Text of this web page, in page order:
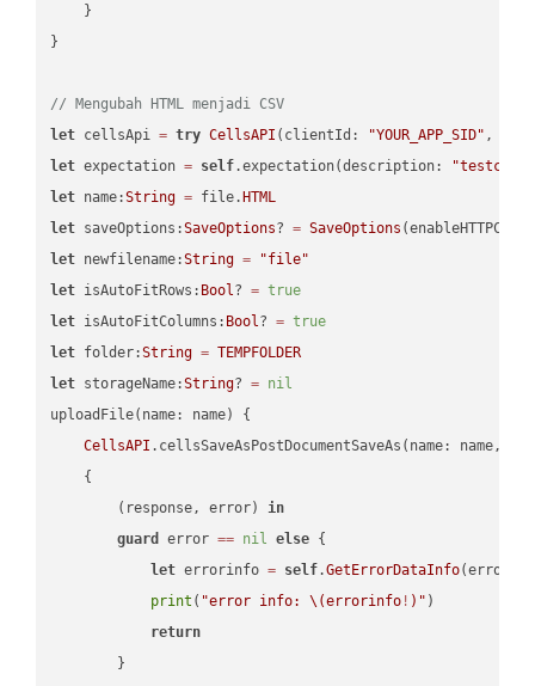
    }
}
// Mengubah HTML menjadi CSV
let cellsApi = try CellsAPI (clientId: "YOUR_APP_SID" ,
let expectation = self.expectation(description:
let name:String = file. HTML
let saveOptions:SaveOptions? = SaveOptions
let newfilename:String =
"file"
let isAutoFitRows: Bool? = true
let isAutoFitColumns: Bool? = true
let folder:String = TEMPFOLDER
let storageName:String? = nil
uploadFile(name: name) {
CellsAPI .cellsSaveAsPostDocumentSaveAs(name:
    {
        (response, error)
in
guard
error == nil else {
let errorinfo = self.GetErrorDataInfo(error:
print ( "error info: \(errorinfo ! ) " )
return
        }